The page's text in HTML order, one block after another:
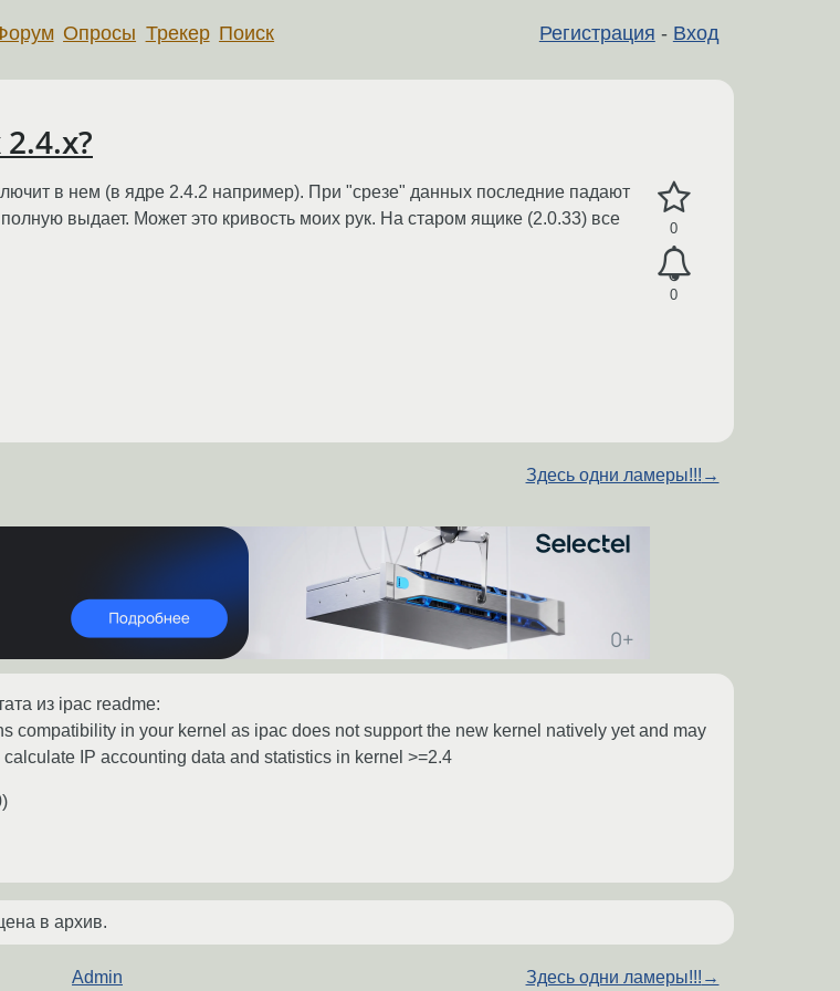
Регистрация - Вход
Опросы Трекер Поиск
0
0
в нем (в ядре 2.4.2 например). При "срезе" данных последние падают
выдает. Может это кривость моих рук. На старом ящике (2.0.33) все
Здесь одни ламеры!!! →
из ipac readme:
compatibility in your kernel as ipac does not support the new kernel natively yet and may
IP accounting data and statistics in kernel >=2.4
)
в архив.
Admin Здесь одни ламеры!!! →